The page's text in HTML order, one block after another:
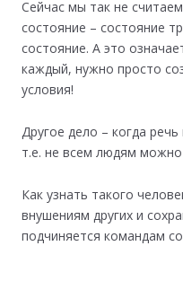
Сейчас мы так не
состояние – состояние
состояние. А это
каждый, нужно просто
условия!
Другое дело – когда
т.е. не всем людям
Как узнать такого
внушениям других и
подчиняется командам